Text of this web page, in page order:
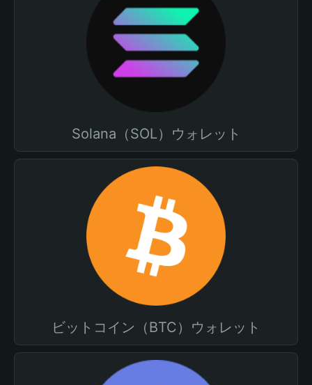
Solana（SOL）ウォレット
ビットコイン（BTC）ウォレット